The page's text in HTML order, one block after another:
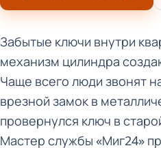
Забытые ключи внутри
механизм цилиндра
Чаще всего люди звонят
врезной замок в
провернулся ключ в
Мастер службы «Миг24»